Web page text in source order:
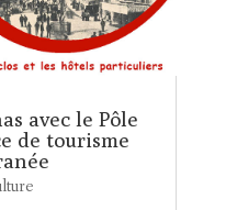
avec le Pôle
de tourisme